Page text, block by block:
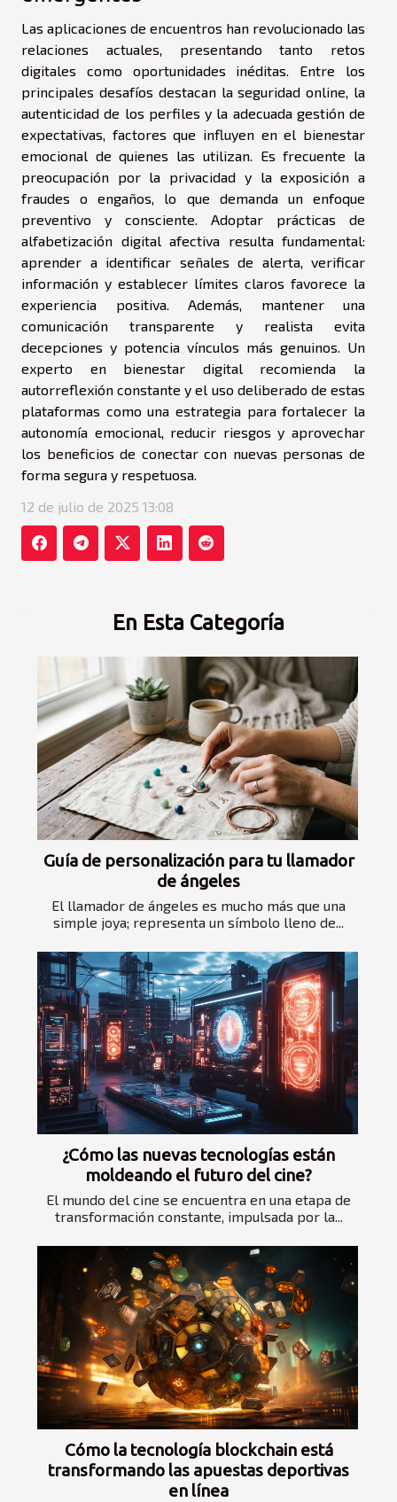
Las aplicaciones de encuentros han revolucionado las
relaciones actuales, presentando tanto retos
digitales como oportunidades inéditas. Entre los
principales desafíos destacan la seguridad online, la
autenticidad de los perfiles y la adecuada gestión de
expectativas, factores que influyen en el bienestar
emocional de quienes las utilizan. Es frecuente la
preocupación por la privacidad y la exposición a
fraudes o engaños, lo que demanda un enfoque
preventivo y consciente. Adoptar prácticas de
alfabetización digital afectiva resulta fundamental:
aprender a identificar señales de alerta, verificar
información y establecer límites claros favorece la
experiencia positiva. Además, mantener una
comunicación transparente y realista evita
decepciones y potencia vínculos más genuinos. Un
experto en bienestar digital recomienda la
autorreflexión constante y el uso deliberado de estas
plataformas como una estrategia para fortalecer la
autonomía emocional, reducir riesgos y aprovechar
los beneficios de conectar con nuevas personas de
forma segura y respetuosa.
12 de julio de 2025 13:08
En Esta Categoría
Guía de personalización para tu llamador
de ángeles
El llamador de ángeles es mucho más que una
simple joya; representa un símbolo lleno de...
¿Cómo las nuevas tecnologías están
moldeando el futuro del cine?
El mundo del cine se encuentra en una etapa de
transformación constante, impulsada por la...
Cómo la tecnología blockchain está
transformando las apuestas deportivas
en línea